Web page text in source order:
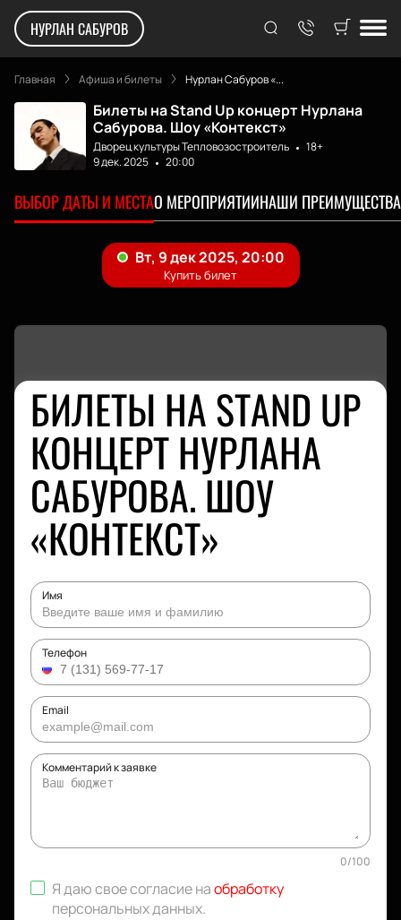
НУРЛАН САБУРОВ
Главная Афиша и билеты Нурлан Сабуров «...
Билеты на Stand Up концерт Нурлана
Сабурова. Шоу «Контекст»
Дворец культуры Тепловозостроитель
18+
9 дек. 2025
20:00
ВЫБОР ДАТЫ И МЕСТАО МЕРОПРИЯТИИНАШИ ПРЕИМУЩЕСТВА
БИЛЕТЫ НА STAND UP
КОНЦЕРТ НУРЛАНА
САБУРОВА. ШОУ
«КОНТЕКСТ»
Имя
Телефон
Email
Комментарий к заявке
0/100
Я даю свое согласие наобработку
персональных данных.